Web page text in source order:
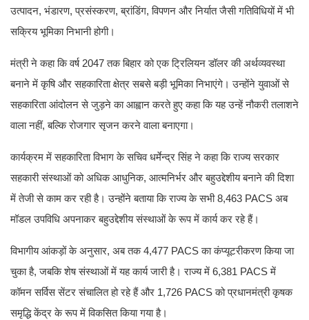
उत्पादन, भंडारण, प्रसंस्करण, ब्रांडिंग, विपणन और निर्यात जैसी गतिविधियों में भी
सक्रिय भूमिका निभानी होगी।
मंत्री ने कहा कि वर्ष 2047 तक बिहार को एक ट्रिलियन डॉलर की अर्थव्यवस्था
बनाने में कृषि और सहकारिता क्षेत्र सबसे बड़ी भूमिका निभाएंगे। उन्होंने युवाओं से
सहकारिता आंदोलन से जुड़ने का आह्वान करते हुए कहा कि यह उन्हें नौकरी तलाशने
वाला नहीं, बल्कि रोजगार सृजन करने वाला बनाएगा।
कार्यक्रम में सहकारिता विभाग के सचिव धर्मेन्द्र सिंह ने कहा कि राज्य सरकार
सहकारी संस्थाओं को अधिक आधुनिक, आत्मनिर्भर और बहुउद्देशीय बनाने की दिशा
में तेजी से काम कर रही है। उन्होंने बताया कि राज्य के सभी 8,463 PACS अब
मॉडल उपविधि अपनाकर बहुउद्देशीय संस्थाओं के रूप में कार्य कर रहे हैं।
विभागीय आंकड़ों के अनुसार, अब तक 4,477 PACS का कंप्यूटरीकरण किया जा
चुका है, जबकि शेष संस्थाओं में यह कार्य जारी है। राज्य में 6,381 PACS में
कॉमन सर्विस सेंटर संचालित हो रहे हैं और 1,726 PACS को प्रधानमंत्री कृषक
समृद्धि केंद्र के रूप में विकसित किया गया है।